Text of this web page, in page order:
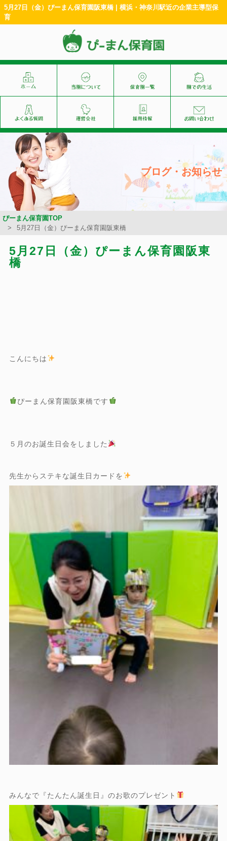
5月27日（金）ぴーまん保育園阪東橋 | 横浜・神奈川駅近の企業主導型保
育
ブログ・お知らせ
ぴーまん保育園TOP
5月27日（金）ぴーまん保育園阪東橋
5月27日（金）ぴーまん保育園阪東
橋
こんにちは
ぴーまん保育園阪東橋です
５月のお誕生日会をしました
先生からステキな誕生日カードを
みんなで『たんたん誕生日』のお歌のプレゼント